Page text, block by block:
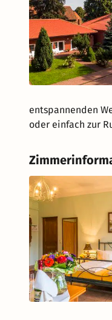
entspannenden
oder einfach zur